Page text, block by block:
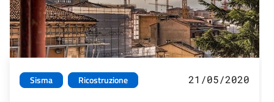
Sisma Ricostruzione 21/05/2020